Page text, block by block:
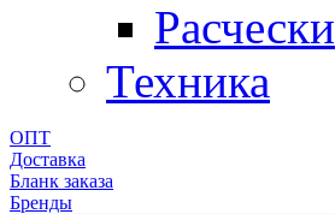
Расчески
Техника
ОПТ
Доставка
Бланк заказа
Бренды